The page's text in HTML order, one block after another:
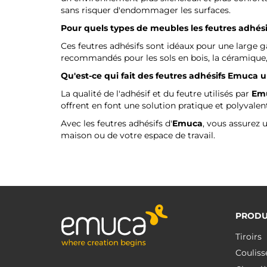
sans risquer d'endommager les surfaces.
Pour quels types de meubles les feutres
Ces feutres adhésifs sont idéaux pour une large
recommandés pour les sols en bois, la
Qu'est-ce qui fait des feutres adhésifs Emuca
La qualité de l'adhésif et du feutre utilisés par
offrent en font une solution pratique et
Avec les feutres adhésifs d'Emuca, vous assurez
maison ou de votre espace de travail.
Tiroirs